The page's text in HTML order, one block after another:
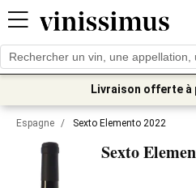
Livraison offerte à
Espagne / Sexto Elemento 2022
Sexto